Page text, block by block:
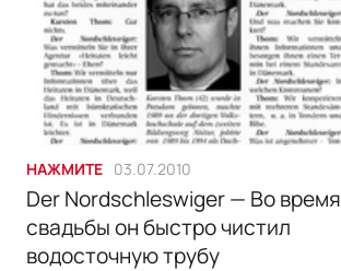
НАЖМИТЕ 03.07.2010
Der Nordschleswiger — Во время
свадьбы он быстро чистил
водосточную трубу